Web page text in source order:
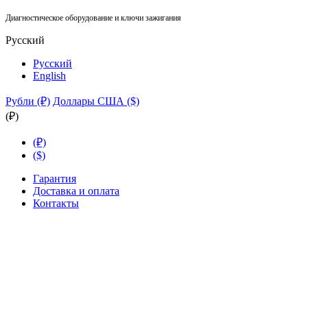
Диагностическое оборудование и ключи зажигания
Русский
Русский
English
Рубли (₽) Доллары США ($)
(₽)
(₽)
($)
Гарантия
Доставка и оплата
Контакты